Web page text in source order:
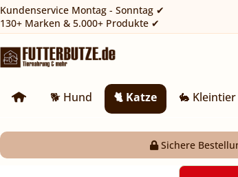
Kundenservice Montag - Sonntag ✔
130+ Marken & 5.000+ Produkte ✔
🐕 Hund 🐈 Katze 🐇 Kleintier
Sichere